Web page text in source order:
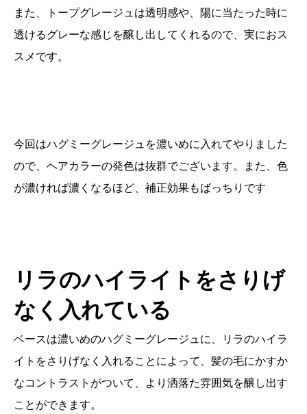
また、トープグレージュは透明感や、陽に当たった時に
透けるグレーな感じを醸し出してくれるので、実におス
スメです。
今回はハグミーグレージュを濃いめに入れてやりました
ので、ヘアカラーの発色は抜群でございます。また、色
が濃ければ濃くなるほど、補正効果もばっちりです
リラのハイライトをさりげ
なく入れている
ベースは濃いめのハグミーグレージュに、リラのハイラ
イトをさりげなく入れることによって、髪の毛にかすか
なコントラストがついて、より洒落た雰囲気を醸し出す
ことができます。